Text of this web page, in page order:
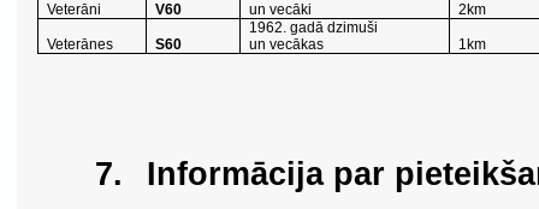
Veterāni V60
un vecāki
2km
Veterānes S60
1962. gadā dzimuši
un vecākas
1km
7. Informācija par